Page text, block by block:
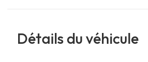
Détails du véhicule